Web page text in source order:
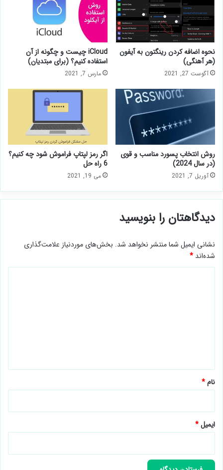
نحوه اضافه كردن رينگتون به آيفون
(هر آهنگی)
آگوست 27, 2021
iCloud چیست و چگونه از آن
استفاده کنیم؟ (برای مبتدیان)
مارس 7, 2021
روش انتخاب پسورد مناسب و قوی
(در سال 2024)
آوریل 7, 2021
اگر رمز لپتاپ فراموش شود چه کنیم؟
6 راه حل
می 19, 2021
دیدگاهتان را بنویسید
نشانی ایمیل شما منتشر نخواهد شد. بخش‌های موردنیاز علامت‌گذاری
شده‌اند *
نام*
ایمیل*